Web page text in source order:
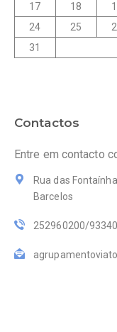
17
18
24
25
31
Contactos
Entre em contacto
Rua das
Barcelos
252960200/